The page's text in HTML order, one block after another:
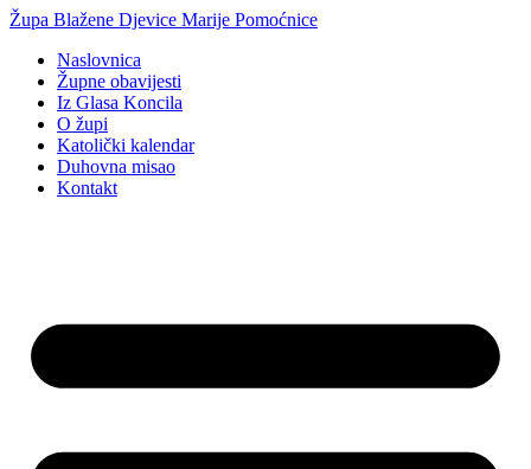
Idi
sadržaj
Župa Blažene Djevice Marije Pomoćnice
Naslovnica
Župne obavijesti
Iz Glasa Koncila
O župi
Katolički kalendar
Duhovna misao
Kontakt